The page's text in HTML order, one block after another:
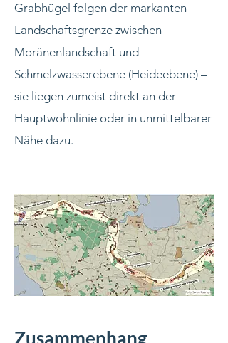
Grabhügel folgen der markanten
Landschaftsgrenze zwischen
Moränenlandschaft und
Schmelzwasserebene (Heideebene) –
sie liegen zumeist direkt an der
Hauptwohnlinie oder in unmittelbarer
Nähe dazu.
Zusammenhang